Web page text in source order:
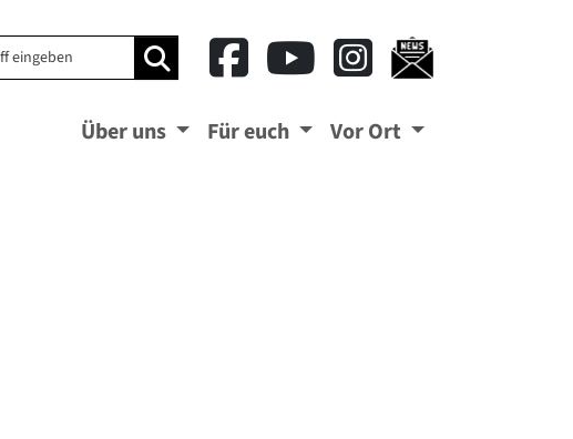
eingeben
Suchbegriff eingeben
Über uns Für euch Vor Ort